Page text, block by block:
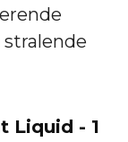
Liquid - 1